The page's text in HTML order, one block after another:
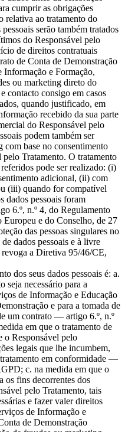
cumprir as obrigações
relativa ao tratamento do
serão também tratados
do Responsável pelo
de direitos contratuais
de Conta de Demonstração
Informação e Formação,
ou marketing direto do
contacto consigo em casos
quando justificado, em
recebido da sua parte
do Responsável pelo
podem também ser
com base no consentimento
pelo Tratamento. O tratamento
pode ser realizado: (i)
adicional, (ii) com
(iii) quando for compatível
dados pessoais foram
6.º, n.º 4, do Regulamento
e do Conselho, de 27
das pessoas singulares no
dados pessoais e à livre
revoga a Diretiva 95/46/CE,
dos seus dados pessoais é: a.
seja necessário para a
de Informação e Educação
e para a tomada de
um contrato — artigo 6.º, n.º
em que o tratamento de
o Responsável pelo
legais que lhe incumbem,
em conformidade —
c. na medida em que o
os fins decorrentes dos
pelo Tratamento, tais
e fazer valer direitos
de Informação e
de Demonstração